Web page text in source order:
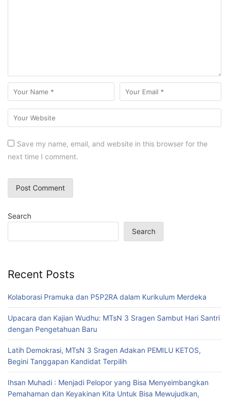
Save my name, email, and website in this browser for the
next time I comment.
Search
Search
Recent Posts
Kolaborasi Pramuka dan P5P2RA dalam Kurikulum Merdeka
Upacara dan Kajian Wudhu: MTsN 3 Sragen Sambut Hari Santri
dengan Pengetahuan Baru
Latih Demokrasi, MTsN 3 Sragen Adakan PEMILU KETOS,
Begini Tanggapan Kandidat Terpilih
Ihsan Muhadi : Menjadi Pelopor yang Bisa Menyeimbangkan
Pemahaman dan Keyakinan Kita Untuk Bisa Mewujudkan,